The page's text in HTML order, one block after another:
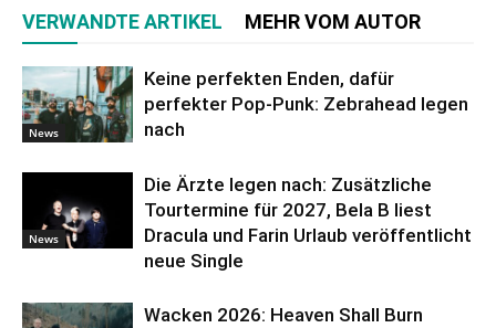
VERWANDTE ARTIKEL MEHR VOM AUTOR
News
Keine perfekten Enden, dafür
perfekter Pop-Punk: Zebrahead legen
nach
News
Die Ärzte legen nach: Zusätzliche
Tourtermine für 2027, Bela B liest
Dracula und Farin Urlaub veröffentlicht
neue Single
Wacken 2026: Heaven Shall Burn